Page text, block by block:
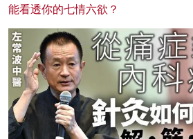
能看透你的七情六欲？